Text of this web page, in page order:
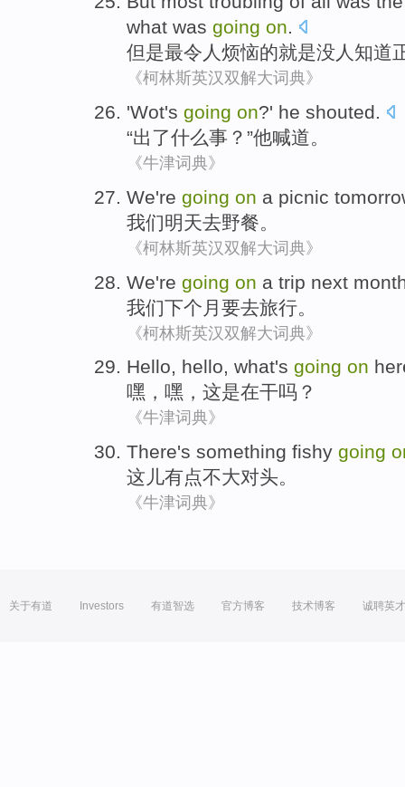
what was going on.
但是最令人烦恼的就是没人 知道
《柯林斯英汉双解大词典》
'Wot's going on?' he shouted.
“出了什么事？”他喊道。
《牛津词典》
We're going on a picnic
我们明天去野餐。
《柯林斯英汉双解大词典》
We're going on a trip next
我们下个 月要去旅行。
《柯林斯英汉双解大词典》
Hello, hello, what's going on
嘿 ，嘿， 这是在干吗？
《牛津词典》
There's something fishy going
这儿有点不大对头。
《牛津词典》
关于有道 Investors 有道智选 官方博客 技术博客 诚聘英才